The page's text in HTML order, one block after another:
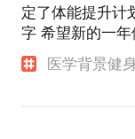
定了体能提升计
字 希望新的一年
医学背景健